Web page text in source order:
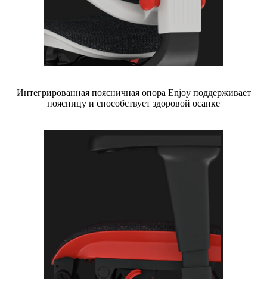
Интегрированная поясничная опора Enjoy поддерживает
поясницу и способствует здоровой осанке